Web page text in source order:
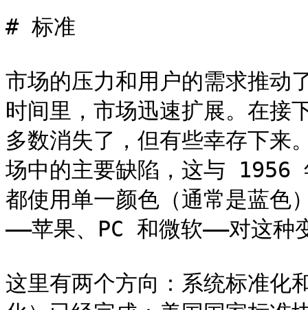
# 标准
市场的压力和用户的需求推
时间里，市场迅速扩展。在接
多数消失了，但有些幸存下来
场中的主要缺陷，这与 1956
都使用单一颜色（通常是蓝色
——苹果、PC 和微软——对这种
这里有两个方向：系统标准化